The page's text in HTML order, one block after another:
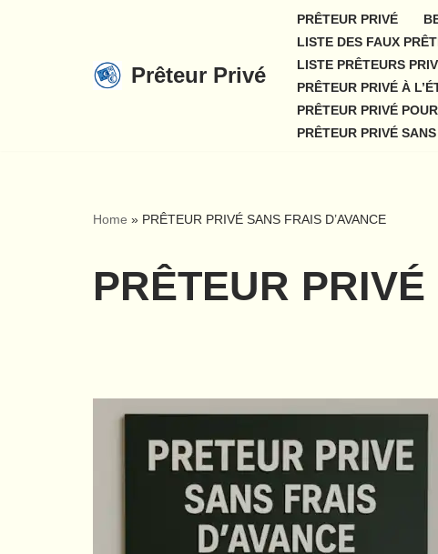
Prêteur Privé
PRÊTEUR PRIVÉ
LISTE DES FAUX
LISTE PRÊTEURS
PRÊTEUR PRIVÉ À
PRÊTEUR PRIVÉ
PRÊTEUR PRIVÉ
Home » PRÊTEUR PRIVÉ SANS FRAIS D’AVANCE
PRÊTEUR